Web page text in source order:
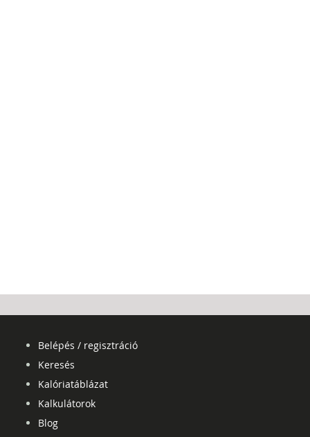
Belépés / regisztráció
Keresés
Kalóriatáblázat
Kalkulátorok
Blog